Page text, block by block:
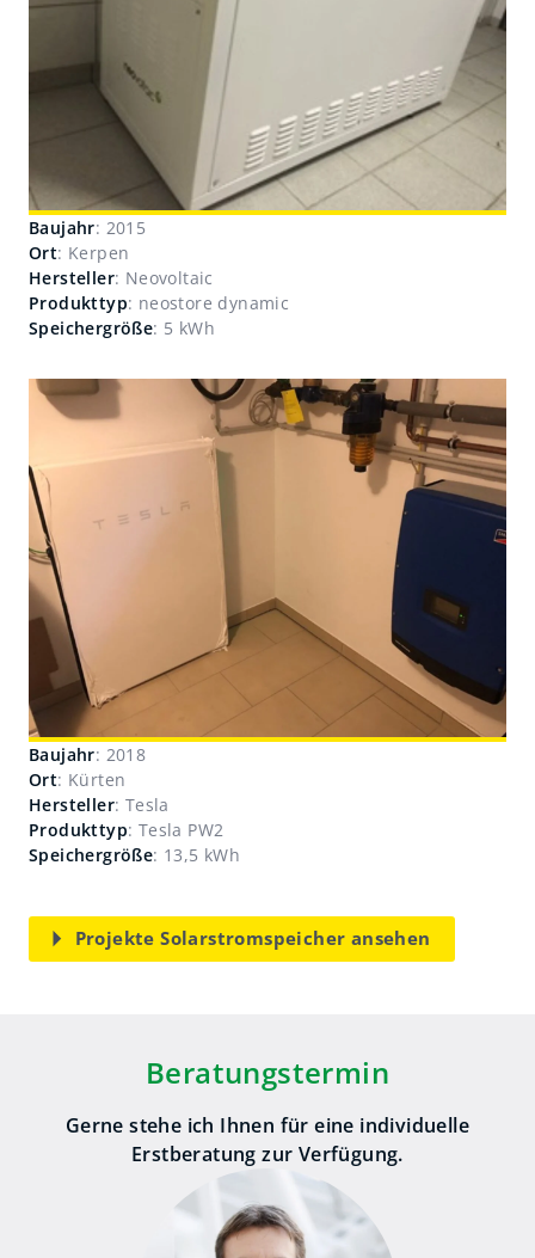
Baujahr: 2015
Ort: Kerpen
Hersteller: Neovoltaic
Produkttyp: neostore dynamic
Speichergröße: 5 kWh
Baujahr: 2018
Ort: Kürten
Hersteller: Tesla
Produkttyp: Tesla PW2
Speichergröße: 13,5 kWh
Projekte Solarstromspeicher ansehen
Beratungstermin
Gerne stehe ich Ihnen für eine individuelle
Erstberatung zur Verfügung.